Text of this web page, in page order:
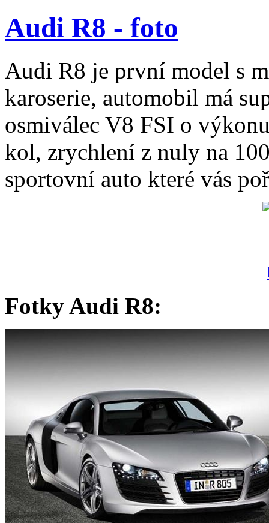
Audi R8 - foto
Audi R8 je první model s
karoserie, automobil má
osmiválec V8 FSI o
kol, zrychlení z nuly na
sportovní auto které vás
Fotky Audi R8: